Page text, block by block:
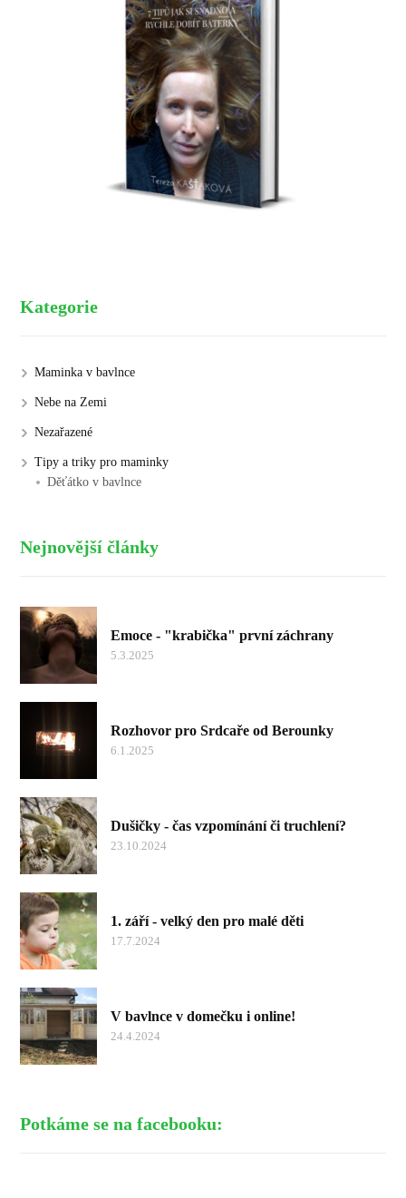
Kategorie
Maminka v bavlnce
Nebe na Zemi
Nezařazené
Tipy a triky pro maminky
Děťátko v bavlnce
Nejnovější články
Emoce - "krabička" první záchrany
5.3.2025
Rozhovor pro Srdcaře od Berounky
6.1.2025
Dušičky - čas vzpomínání či truchlení?
23.10.2024
1. září - velký den pro malé děti
17.7.2024
V bavlnce v domečku i online!
24.4.2024
Potkáme se na facebooku: